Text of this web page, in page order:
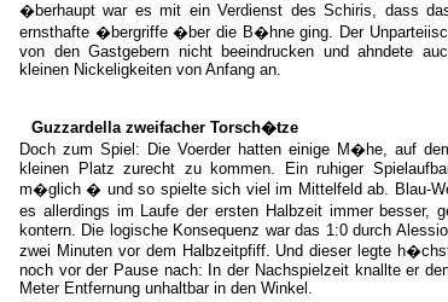
�berhaupt war es mit ein Verdienst des Schiris, dass
ernsthafte �bergriffe �ber die B�hne ging. Der
von den Gastgebern nicht beeindrucken und ahndete
kleinen Nickeligkeiten von Anfang an.
Guzzardella zweifacher Torsch�tze
Doch zum Spiel: Die Voerder hatten einige M�he, auf
kleinen Platz zurecht zu kommen. Ein ruhiger
m�glich � und so spielte sich viel im Mittelfeld ab. Blau-
es allerdings im Laufe der ersten Halbzeit immer besser,
kontern. Die logische Konsequenz war das 1:0 durch
zwei Minuten vor dem Halbzeitpfiff. Und dieser legte
noch vor der Pause nach: In der Nachspielzeit knallte er
Meter Entfernung unhaltbar in den Winkel.